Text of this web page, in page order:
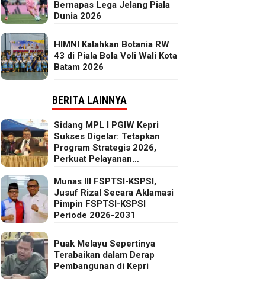
Bernapas Lega Jelang Piala
Dunia 2026
HIMNI Kalahkan Botania RW
43 di Piala Bola Voli Wali Kota
Batam 2026
BERITA LAINNYA
Sidang MPL I PGIW Kepri
Sukses Digelar: Tetapkan
Program Strategis 2026,
Perkuat Pelayanan
Sosial
Munas III FSPTSI-KSPSI,
Jusuf Rizal Secara Aklamasi
Pimpin FSPTSI-KSPSI
Periode 2026-2031
Puak Melayu Sepertinya
Terabaikan dalam Derap
Pembangunan di Kepri